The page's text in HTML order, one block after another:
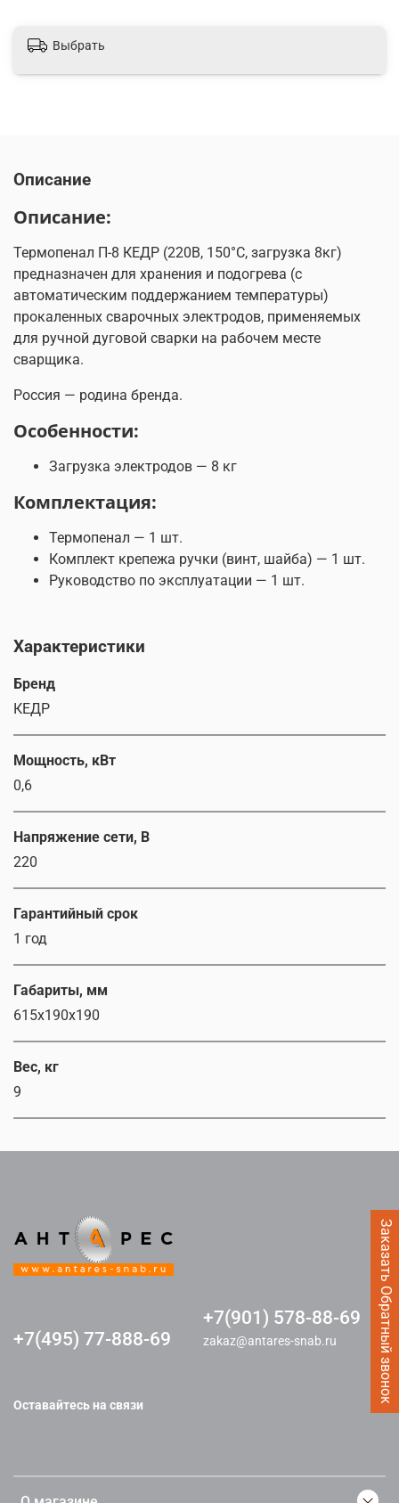
Заказать Обратный звонок
Выбрать
Описание
Описание:
Термопенал П-8 КЕДР (220В, 150°C, загрузка 8кг)
предназначен для хранения и подогрева (с
автоматическим поддержанием температуры)
прокаленных сварочных электродов, применяемых
для ручной дуговой сварки на рабочем месте
сварщика.
Россия — родина бренда.
Особенности:
Загрузка электродов — 8 кг
Комплектация:
Термопенал — 1 шт.
Комплект крепежа ручки (винт, шайба) — 1 шт.
Руководство по эксплуатации — 1 шт.
Характеристики
Бренд
КЕДР
Мощность, кВт
0,6
Напряжение сети, В
220
Гарантийный срок
1 год
Габариты, мм
615х190х190
Вес, кг
9
+7(495) 77-888-69
+7(901) 578-88-69
zakaz@antares-snab.ru
Оставайтесь на связи